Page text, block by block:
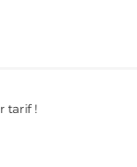
tarif !